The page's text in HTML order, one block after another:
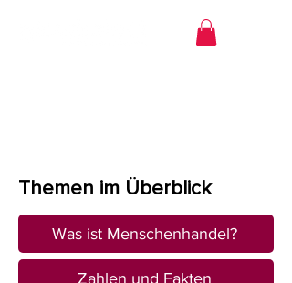
Themen im Überblick
Was ist Menschenhandel?
Zahlen und Fakten